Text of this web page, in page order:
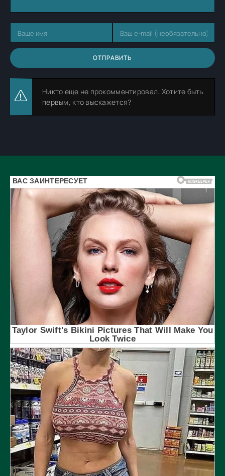
ОТПРАВИТЬ
Никто еще не прокомментировал. Хотите быть
первым, кто выскажется?